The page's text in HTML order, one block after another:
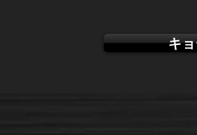
キ